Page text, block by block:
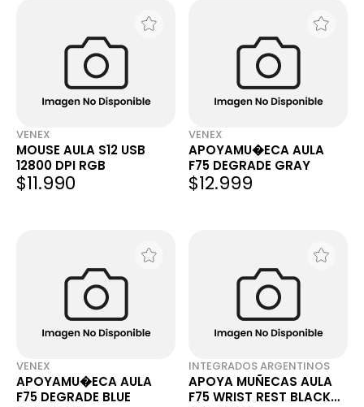
VENEX
MOUSE AULA S12 USB
12800 DPI RGB
$11.990
VENEX
APOYAMU�ECA AULA
F75 DEGRADE GRAY
$12.999
VENEX
APOYAMU�ECA AULA
F75 DEGRADE BLUE
INTEGRADOS ARGENTINOS
APOYA MUÑECAS AULA
F75 WRIST REST BLACK